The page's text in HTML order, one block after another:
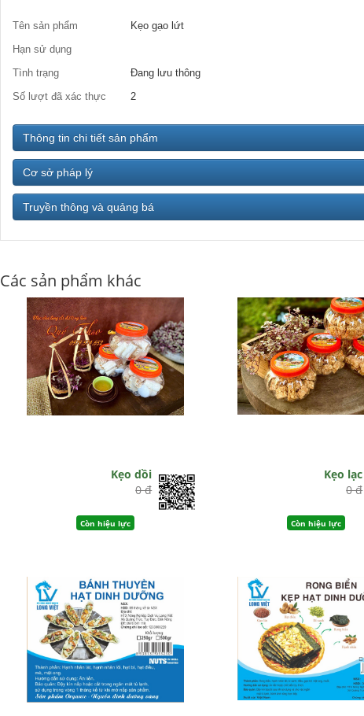
Tên sản phẩm
Kẹo gạo lứt
Hạn sử dụng
Tình trạng
Đang lưu thông
Số lượt đã xác thực
2
Thông tin chi tiết sản phẩm
Cơ sở pháp lý
Truyền thông và quảng bá
Các sản phẩm khác
Kẹo dồi
0 đ
Còn hiệu lực
Kẹo lạc
0 đ
Còn hiệu lực